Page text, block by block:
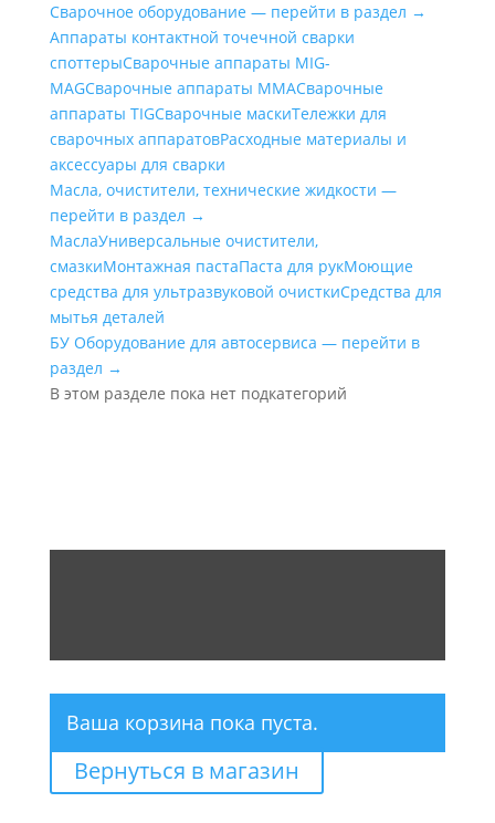
Сварочное оборудование — перейти в раздел →
Аппараты контактной точечной сварки
cпоттерыСварочные аппараты MIG-
MAGСварочные аппараты MMAСварочные
аппараты TIGСварочные маскиТележки для
сварочных аппаратовРасходные материалы и
аксессуары для сварки
Масла, очистители, технические жидкости —
перейти в раздел →
МаслаУниверсальные очистители,
смазкиМонтажная пастаПаста для рукМоющие
средства для ультразвуковой очисткиСредства для
мытья деталей
БУ Оборудование для автосервиса — перейти в
раздел →
В этом разделе пока нет подкатегорий
Ваша корзина пока пуста.
Вернуться в магазин